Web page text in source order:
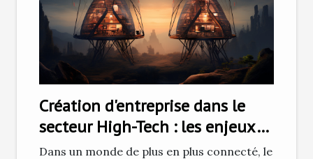
Création d'entreprise dans le
secteur High-Tech : les enjeux
et défis
Dans un monde de plus en plus connecté, le